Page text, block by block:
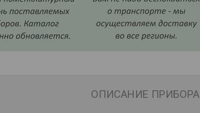
ОПИСАНИЕ ПРИБОРА